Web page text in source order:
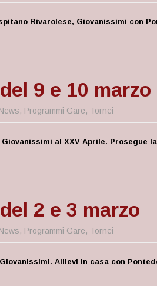
Rivarolese, Giovanissimi con
9 e 10 marzo
, Programmi Gare, Tornei
al XXV Aprile. Prosegue
2 e 3 marzo
, Programmi Gare, Tornei
Allievi in casa con